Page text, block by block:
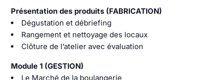
Présentation des produits (FABRICATION)
Dégustation et débriefing
Rangement et nettoyage des locaux
Clôture de l’atelier avec évaluation
Module 1 (GESTION)
Le Marché de la boulangerie